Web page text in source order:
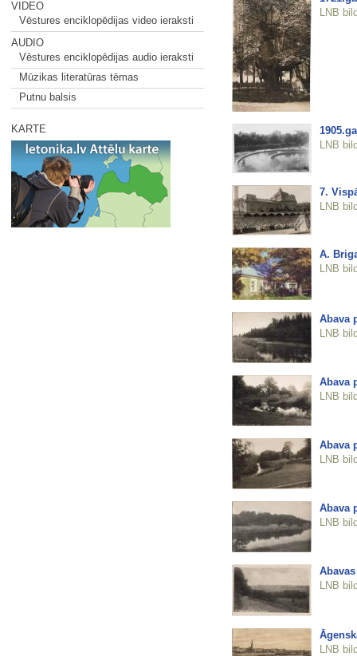
VIDEO
Vēstures enciklopēdijas video ieraksti
AUDIO
Vēstures enciklopēdijas audio ieraksti
Mūzikas literatūras tēmas
Putnu balsis
KARTE
LNB
LNB
7.
LNB
A.
LNB
Abava
LNB
Abava
LNB
Abava
LNB
Abava
LNB
LNB
LNB